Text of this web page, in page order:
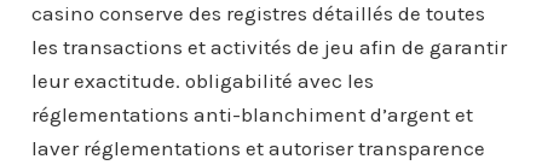
casino conserve des registres détaillés de toutes
les transactions et activités de jeu afin de garantir
leur exactitude. obligabilité avec les
réglementations anti-blanchiment d’argent et
laver réglementations et autoriser transparence